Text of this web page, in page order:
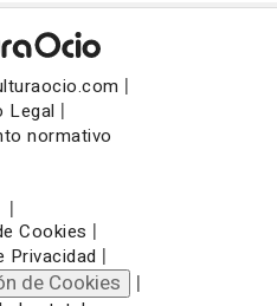
|
Legal |
normativo
|
Cookies |
Privacidad |
de Cookies |